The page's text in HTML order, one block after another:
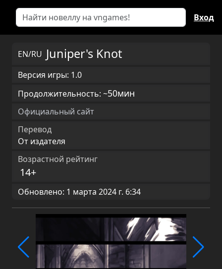
Вход
EN/RU Juniper's Knot
Версия игры: 1.0
Продолжительность: ~50мин
Официальный сайт
Перевод
От издателя
Возрастной рейтинг
14+
Обновлено: 1 марта 2024 г. 6:34